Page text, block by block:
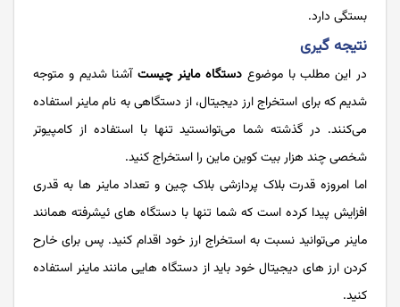
بستگی دارد.
نتیجه گیری
در این مطلب با موضوعدستگاه ماینر چیستآشنا شدیم و متوجه
شدیم که برای استخراج ارز دیجیتال، از دستگاهی به نام ماینر استفاده
می‌کنند. در گذشته شما می‌توانستید تنها با استفاده از کامپیوتر
شخصی چند هزار بیت کوین ماین را استخراج کنید.
اما امروزه قدرت بلاک پردازشی بلاک چین و تعداد ماینر ها به قدری
افزایش پیدا کرده است که شما تنها با دستگاه های ئیشرفته همانند
ماینر می‌توانید نسبت به استخراج ارز خود اقدام کنید. پس برای خارح
کردن ارز های دیجیتال خود باید از دستگاه هایی مانند ماینر استفاده
کنید.